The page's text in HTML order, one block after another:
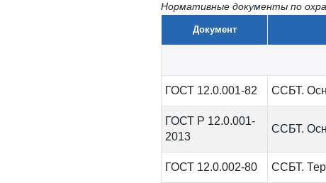
Нормативные документы по
Документ
ГОСТ 12.0.001-82 ССБТ.
ГОСТ Р 12.0.001-
2013
ССБТ.
ГОСТ 12.0.002-80 ССБТ.